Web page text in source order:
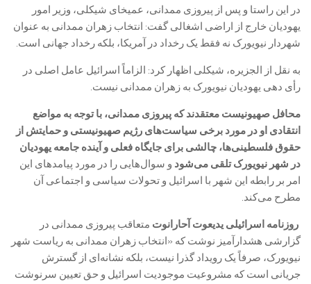
در این راستا و پس از پیروزی ممدانی، عمیخای شیکلی، وزیر امور
یهودیان خارج از اراضی اشغالی گفت: انتخاب زهران ممدانی به عنوان
شهردار نیویورک نه فقط یک رخداد در آمریکا، بلکه رخداد جهانی است.
به نقل از الجزیره، شیکلی اظهار کرد: الزاماً اسرائیل عامل اصلی در
رأی دهی یهودیان نیویورک به زهران ممدانی نیست.
محافل صهیونیست معتقدند که پیروزی ممدانی، با توجه به مواضع
انتقادی او در مورد برخی سیاست‌های رژیم صهیونیستی و حمایتش از
حقوق فلسطینی‌ها، چالشی برای جایگاه فعلی و آینده جامعه یهودیان
در شهر نیویورک تلقی می‌شود و سوال‌هایی را در مورد پیامد‌های این
امر بر رابطه این شهر با اسرائیل و تحولات سیاسی و اجتماعی آن
مطرح می‌کند.
روزنامه اسرائیلی یدیعوت آحارانوت متعاقب پیروزی ممدانی در
گزارشی هشدارآمیز نوشت که «انتخاب زهران ممدانی به ریاست شهر
نیویورک، صرفاً یک رویداد گذرا نیست، بلکه نشانه‌ای از گسترش
جریانی است که مشروعیت موجودیت اسرائیل و حق تعیین سرنوشت